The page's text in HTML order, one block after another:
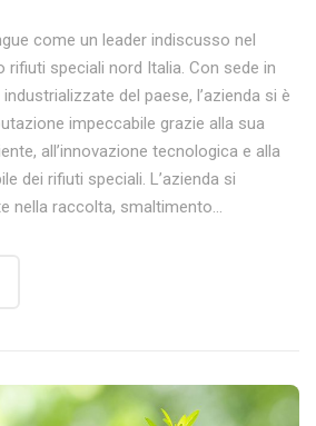
come un leader indiscusso nel
rifiuti speciali nord Italia. Con sede in
del paese, l’azienda si è
impeccabile grazie alla sua
all’innovazione tecnologica e alla
dei rifiuti speciali. L’azienda si
nella raccolta, smaltimento...